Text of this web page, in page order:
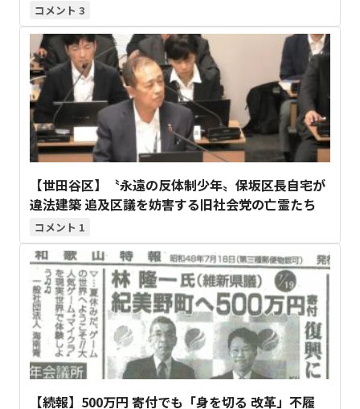
3
【世田谷区】〝永遠の反体制少年〟保坂区長自宅が
違法建築 追及区議を妨害する旧社会党の亡霊たち
1
【続報】500万円 寄付でも「身を切る 改革」不履